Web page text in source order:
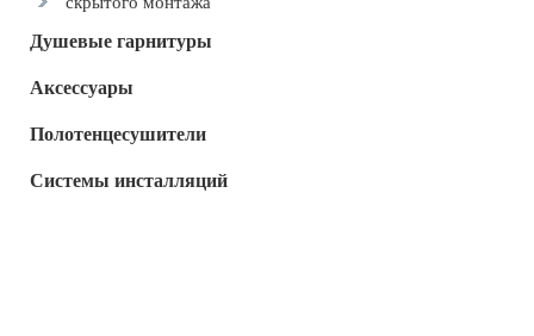
Душевые гарнитуры
Аксессуары
Полотенцесушители
Системы инсталляций